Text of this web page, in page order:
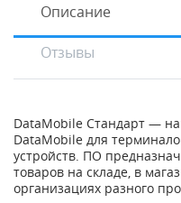
Описание
Отзывы
DataMobile Стандарт —
DataMobile для
устройств. ПО
товаров на складе, в
организациях разного